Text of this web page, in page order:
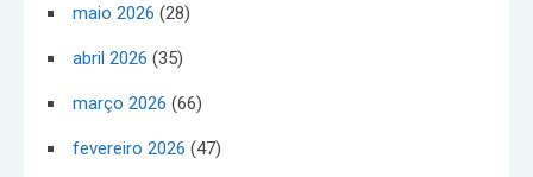
maio 2026 (28)
abril 2026 (35)
março 2026 (66)
fevereiro 2026 (47)